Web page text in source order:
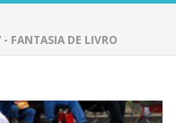
FANTASIA DE LIVRO